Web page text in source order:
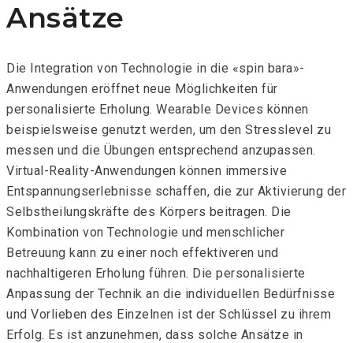
Ansätze
Die Integration von Technologie in die «spin bara»-
Anwendungen eröffnet neue Möglichkeiten für
personalisierte Erholung. Wearable Devices können
beispielsweise genutzt werden, um den Stresslevel zu
messen und die Übungen entsprechend anzupassen.
Virtual-Reality-Anwendungen können immersive
Entspannungserlebnisse schaffen, die zur Aktivierung der
Selbstheilungskräfte des Körpers beitragen. Die
Kombination von Technologie und menschlicher
Betreuung kann zu einer noch effektiveren und
nachhaltigeren Erholung führen. Die personalisierte
Anpassung der Technik an die individuellen Bedürfnisse
und Vorlieben des Einzelnen ist der Schlüssel zu ihrem
Erfolg. Es ist anzunehmen, dass solche Ansätze in